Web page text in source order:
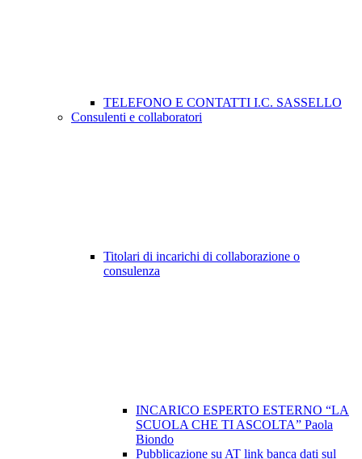
TELEFONO E CONTATTI I.C. SASSELLO
Consulenti e collaboratori
Titolari di incarichi di collaborazione o
consulenza
INCARICO ESPERTO ESTERNO “LA
SCUOLA CHE TI ASCOLTA” Paola
Biondo
Pubblicazione su AT link banca dati sul